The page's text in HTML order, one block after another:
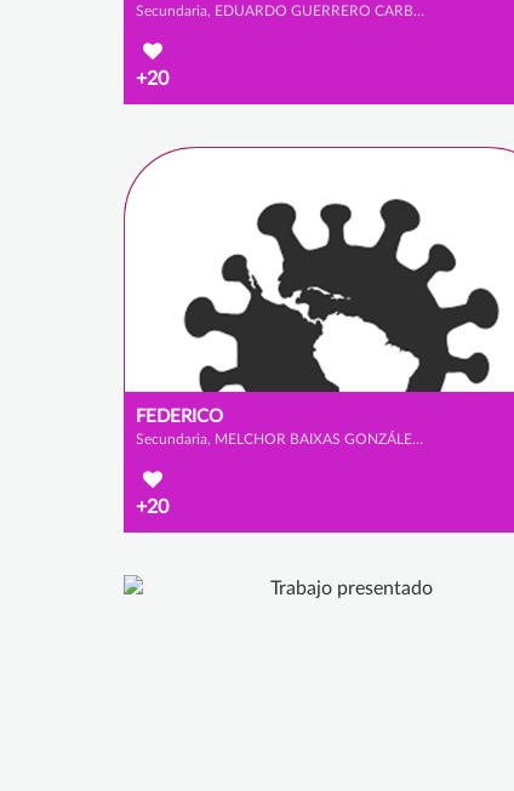
Secundaria, EDUARDO GUERRERO CARBALLO, ALEJANDRO CALLEJA GALVÁN y CHRISTIAN GARCÍA BASTARDO
+20
FEDERICO
Secundaria, MELCHOR BAIXAS GONZÁLEZ y ALEJANDRO SANZ CABRERIZO
+20